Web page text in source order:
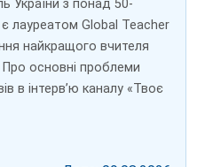
України з понад 50-
є лауреатом Global Teacher
найкращого вчителя
Про основні проблеми
в інтерв’ю каналу «Твоє